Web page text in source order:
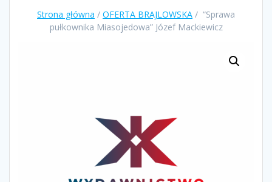
Strona główna / OFERTA BRAJLOWSKA / “Sprawa
pułkownika Miasojedowa” Józef Mackiewicz